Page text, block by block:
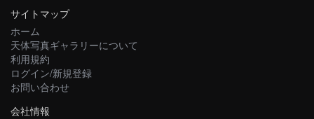
サイトマップ
ホーム
天体写真ギャラリーについて
利用規約
ログイン/新規登録
お問い合わせ
会社情報